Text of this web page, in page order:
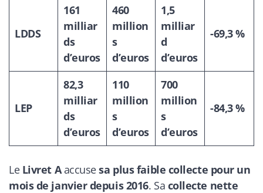
LDDS
161
milliar
ds
d’euros
460
million
s
d’euros
1,5
milliar
d
d’euros
-69,3 %
LEP
82,3
milliar
ds
d’euros
110
million
s
d’euros
700
million
s
d’euros
-84,3 %
Le Livret Aaccusesa plus faible collecte pour un
mois de janvier depuis 2016. Sa collecte nette